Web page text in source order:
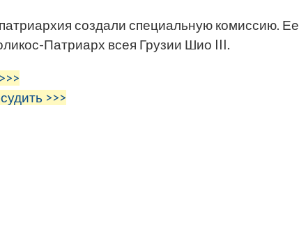
создали специальную комиссию. Ее
Патриарх всея Грузии Шио III.
>>>